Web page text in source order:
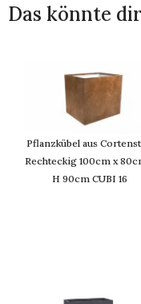
Das könnte
Pflanzkübel aus
Rechteckig 100cm x
H 90cm CUBI 16